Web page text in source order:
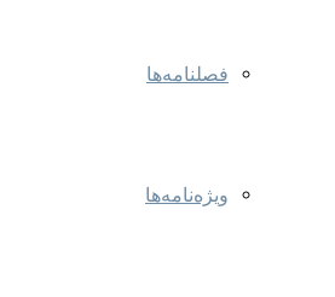
فصلنامه‌ها
ویژه‌نامه‌ها